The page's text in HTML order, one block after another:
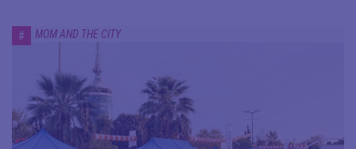
# MOM AND THE CITY